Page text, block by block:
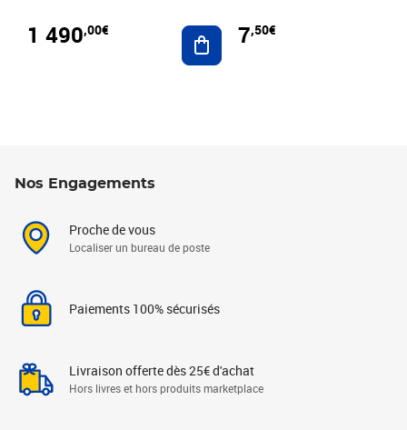
1 490,00€ Ajouter au panier
7,50€
Nos Engagements
Proche de vous
Localiser un bureau de poste
Paiements 100% sécurisés
Livraison offerte dès 25€ d'achat
Hors livres et hors produits marketplace